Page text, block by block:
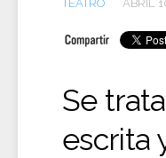
TEATRO ABRIL
Se
escrita